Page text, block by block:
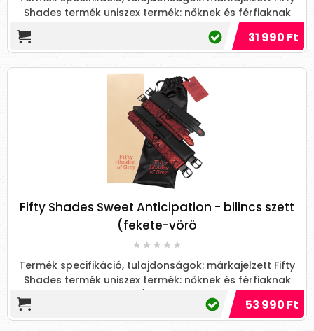
Shades termék uniszex termék: nőknek és férfiaknak
31 990 Ft
Fifty Shades Sweet Anticipation - bilincs szett
(fekete-vörö
Termék specifikáció, tulajdonságok: márkajelzett Fifty
Shades termék uniszex termék: nőknek és férfiaknak
53 990 Ft